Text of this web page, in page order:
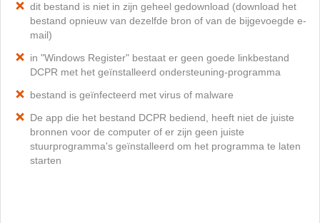
dit bestand is niet in zijn geheel gedownload (download het
bestand opnieuw van dezelfde bron of van de bijgevoegde e-
mail)
in "Windows Register" bestaat er geen goede linkbestand
DCPR met het geïnstalleerd ondersteuning-programma
bestand is geïnfecteerd met virus of malware
De app die het bestand DCPR bediend, heeft niet de juiste
bronnen voor de computer of er zijn geen juiste
stuurprogramma's geïnstalleerd om het programma te laten
starten